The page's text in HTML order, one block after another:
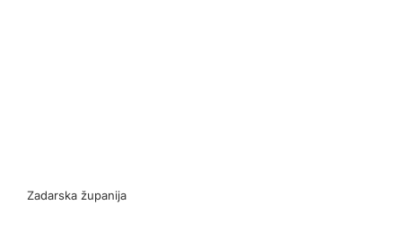
Zadarska županija